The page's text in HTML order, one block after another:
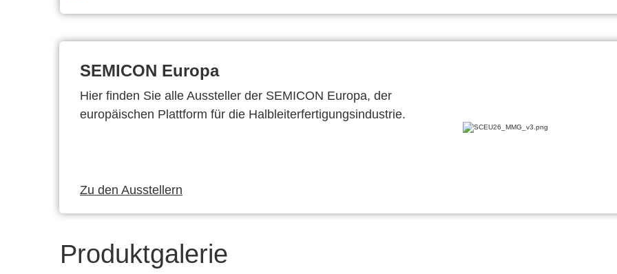
SEMICON Europa
Hier finden Sie alle Aussteller der SEMICON Europa, der
europäischen Plattform für die Halbleiterfertigungsindustrie.
Zu den Ausstellern
Produktgalerie